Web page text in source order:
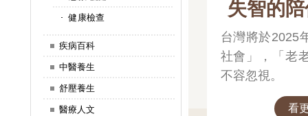
健康檢查
疾病百科
中醫養生
舒壓養生
醫療人文
失智的
台灣將於2025
社會」，「老
不容忽視。
看